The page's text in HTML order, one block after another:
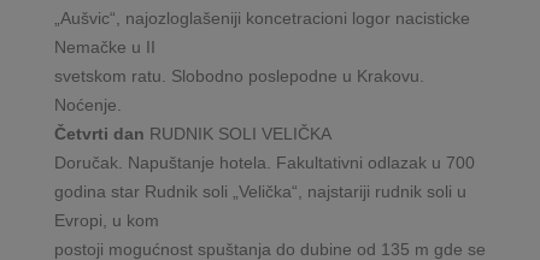
„Aušvic“, najozloglašeniji koncetracioni logor nacisticke
Nemačke u II
svetskom ratu. Slobodno poslepodne u Krakovu.
Noćenje.
Četvrti dan RUDNIK SOLI VELIČKA
Doručak. Napuštanje hotela. Fakultativni odlazak u 700
godina star Rudnik soli „Velička“, najstariji rudnik soli u
Evropi, u kom
postoji mogućnost spuštanja do dubine od 135 m gde se